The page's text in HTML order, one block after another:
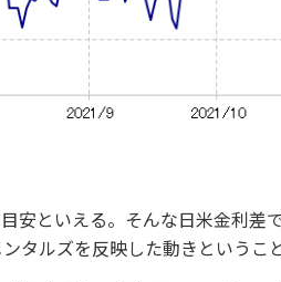
安といえる。そんな日米金利差
タルズを反映した動きというこ